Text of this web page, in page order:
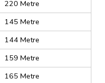
220 Metre
145 Metre
144 Metre
159 Metre
165 Metre